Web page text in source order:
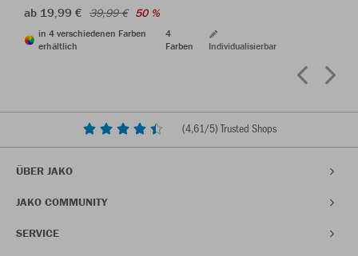
ab 19,99 € 39,99 € 50 %
in 4 verschiedenen Farben
erhältlich
4
Farben
Individualisierbar
(4,61/5) Trusted Shops
ÜBER JAKO
JAKO COMMUNITY
SERVICE